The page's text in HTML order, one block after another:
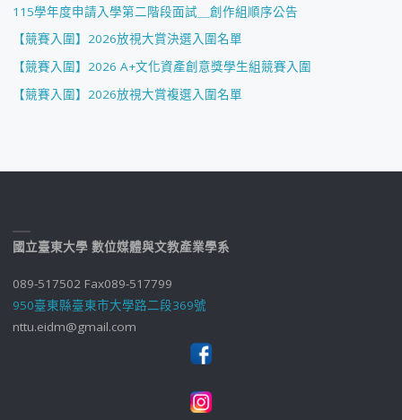
115學年度申請入學第二階段面試＿創作組順序公告
【競賽入圍】2026放視大賞決選入圍名單
【競賽入圍】2026 A+文化資產創意獎學生組競賽入圍
【競賽入圍】2026放視大賞複選入圍名單
國立臺東大學 數位媒體與文教產業學系
089-517502 Fax089-517799
950臺東縣臺東市大學路二段369號
nttu.eidm@gmail.com